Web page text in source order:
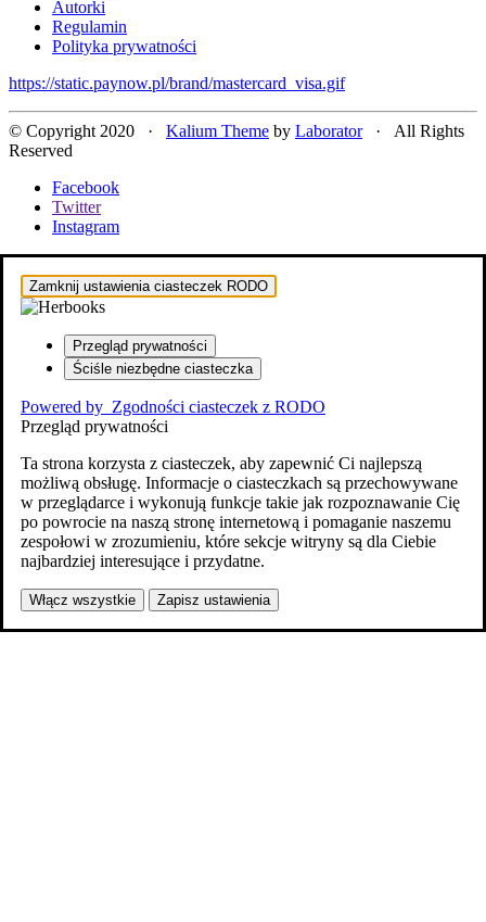
Autorki
Regulamin
Polityka prywatności
https://static.paynow.pl/brand/mastercard_visa.gif
© Copyright 2020 · Kalium Theme by Laborator· All Rights
Reserved
Facebook
Twitter
Instagram
Zamknij ustawienia ciasteczek RODO
Przegląd prywatności
Ściśle niezbędne ciasteczka
Powered by Zgodności ciasteczek z RODO
Przegląd prywatności
Ta strona korzysta z ciasteczek, aby zapewnić Ci najlepszą
możliwą obsługę. Informacje o ciasteczkach są przechowywane
w przeglądarce i wykonują funkcje takie jak rozpoznawanie Cię
po powrocie na naszą stronę internetową i pomaganie naszemu
zespołowi w zrozumieniu, które sekcje witryny są dla Ciebie
najbardziej interesujące i przydatne.
Włącz wszystkie Zapisz ustawienia